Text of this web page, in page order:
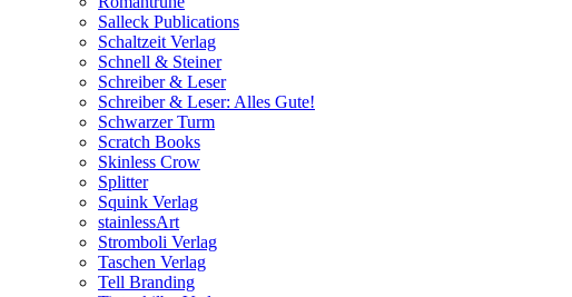
Salleck Publications
Schaltzeit Verlag
Schnell & Steiner
Schreiber & Leser
Schreiber & Leser: Alles Gute!
Schwarzer Turm
Scratch Books
Skinless Crow
Splitter
Squink Verlag
stainlessArt
Stromboli Verlag
Taschen Verlag
Tell Branding